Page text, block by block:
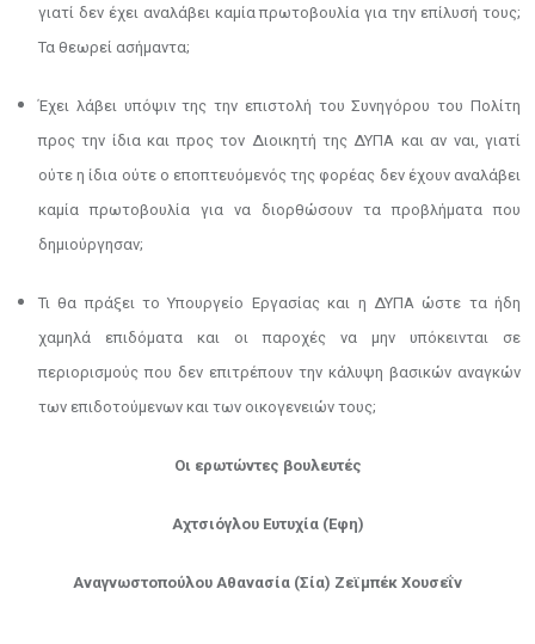
γιατί δεν έχει αναλάβει καμία πρωτοβουλία για την επίλυσή τους;
Τα θεωρεί ασήμαντα;
Έχει λάβει υπόψιν της την επιστολή του Συνηγόρου του Πολίτη
προς την ίδια και προς τον Διοικητή της ΔΥΠΑ και αν ναι, γιατί
ούτε η ίδια ούτε ο εποπτευόμενός της φορέας δεν έχουν αναλάβει
καμία πρωτοβουλία για να διορθώσουν τα προβλήματα που
δημιούργησαν;
Τι θα πράξει το Υπουργείο Εργασίας και η ΔΥΠΑ ώστε τα ήδη
χαμηλά επιδόματα και οι παροχές να μην υπόκεινται σε
περιορισμούς που δεν επιτρέπουν την κάλυψη βασικών αναγκών
των επιδοτούμενων και των οικογενειών τους;
Οι ερωτώντες βουλευτές
Αχτσιόγλου Ευτυχία (Έφη)
Αναγνωστοπούλου Αθανασία (Σία) Ζεϊμπέκ Χουσεΐν